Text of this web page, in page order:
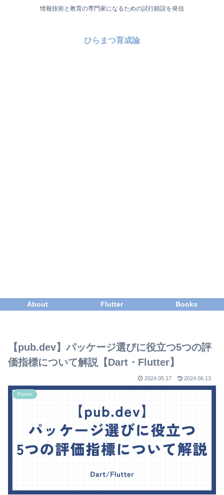
情報技術と教育の専門家になるための試行錯誤を発信
ひらまつ育成論
About Flutter Books
【pub.dev】パッケージ選びに役立つ5つの評
価指標について解説【Dart・Flutter】
2024.05.17 2024.06.13
Flutter